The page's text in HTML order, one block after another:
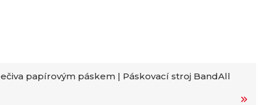
papírovým páskem | Páskovací stroj BandAll